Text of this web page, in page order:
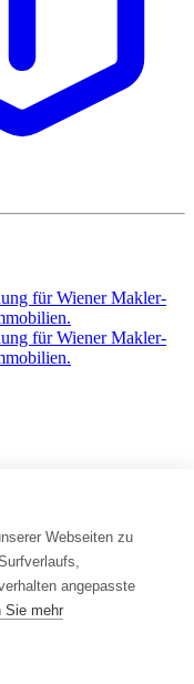
Webseiten zu
angepasste
Sie mehr